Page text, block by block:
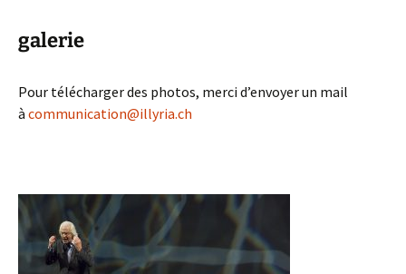
galerie
Pour télécharger des photos, merci d’envoyer un mail
à communication@illyria.ch